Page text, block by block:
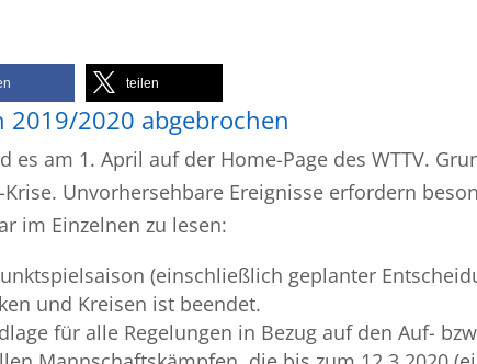
teilen
2019/2020 abgebrochen
es am 1. April auf der Home-Page des WTTV.
Krise. Unvorhersehbare Ereignisse erfordern
im Einzelnen zu lesen:
(einschließlich geplanter
und Kreisen ist beendet.
für alle Regelungen in Bezug auf den Auf-